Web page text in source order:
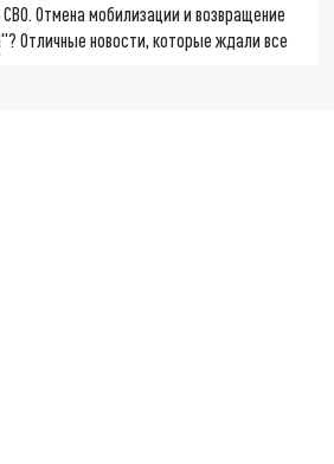
Отмена мобилизации и возвращение
Отличные новости, которые ждали все